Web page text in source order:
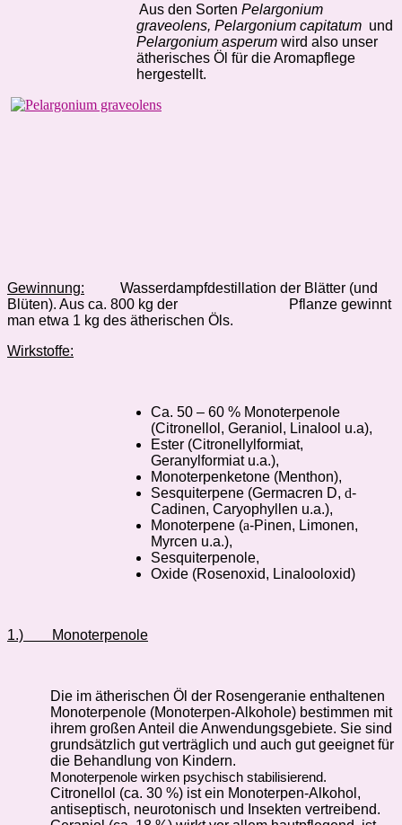
Aus den Sorten Pelargonium
graveolens, Pelargonium capitatum und
Pelargonium asperum wird also unser
ätherisches Öl für die Aromapflege
hergestellt.
Gewinnung:
Wasserdampfdestillation der Blätter (und
Blüten). Aus ca. 800 kg der
Pflanze gewinnt
man etwa 1 kg des ätherischen Öls.
Wirkstoffe:
Ca. 50 – 60 % Monoterpenole
(Citronellol, Geraniol, Linalool u.a),
Ester (Citronellylformiat,
Geranylformiat u.a.),
Monoterpenketone (Menthon),
Sesquiterpene (Germacren D, d-
Cadinen, Caryophyllen u.a.),
Monoterpene (a-Pinen, Limonen,
Myrcen u.a.),
Sesquiterpenole,
Oxide (Rosenoxid, Linalooloxid)
1.) Monoterpenole
Die im ätherischen Öl der Rosengeranie enthaltenen
Monoterpenole (Monoterpen-Alkohole) bestimmen mit
ihrem großen Anteil die Anwendungsgebiete. Sie sind
grundsätzlich gut verträglich und auch gut geeignet für
die Behandlung von Kindern.
Monoterpenole wirken psychisch stabilisierend.
Citronellol (ca. 30 %) ist ein Monoterpen-Alkohol,
antiseptisch, neurotonisch und Insekten vertreibend.